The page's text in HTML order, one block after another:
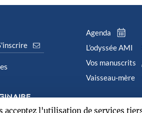
Agenda
L’odyssée AMI
Vos manuscrits
Vaisseau-mère
acceptez l'utilisation de services